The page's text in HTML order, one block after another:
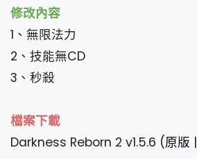
修改內容
1、無限法力
2、技能無CD
3、秒殺
檔案下載
Darkness Reborn 2 v1.5.6 (原版 |